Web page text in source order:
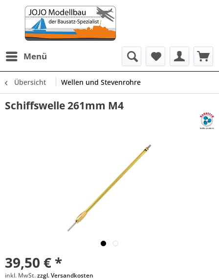
Menü
Übersicht Wellen und Stevenrohre
Schiffswelle 261mm M4
39,50 € *
inkl. MwSt.zzgl. Versandkosten